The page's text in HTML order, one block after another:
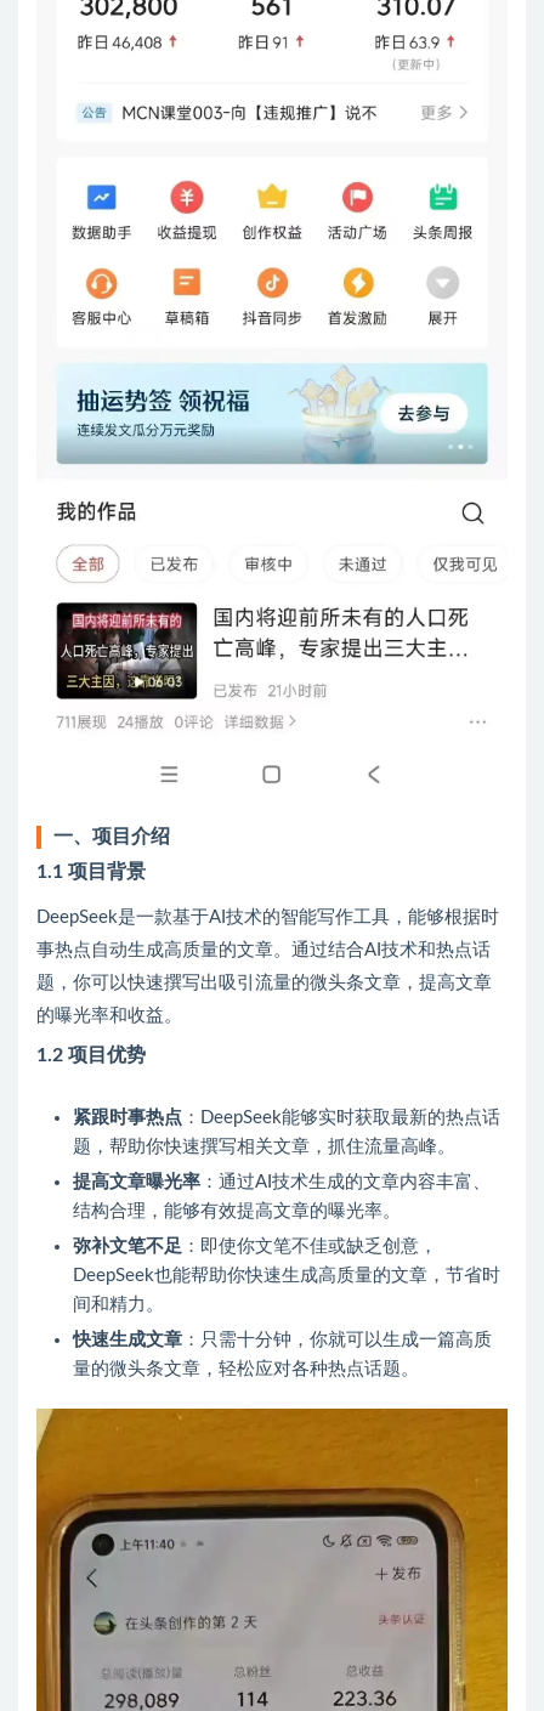
一、项目介绍
1.1 项目背景
DeepSeek是一款基于AI技术的智能写作工具，能够根据时
事热点自动生成高质量的文章。通过结合AI技术和热点话
题，你可以快速撰写出吸引流量的微头条文章，提高文章
的曝光率和收益。
1.2 项目优势
紧跟时事热点 ：DeepSeek能够实时获取最新的热点话
题，帮助你快速撰写相关文章，抓住流量高峰。
提高文章曝光率 ：通过AI技术生成的文章内容丰富、
结构合理，能够有效提高文章的曝光率。
弥补文笔不足 ：即使你文笔不佳或缺乏创意，
DeepSeek也能帮助你快速生成高质量的文章，节省时
间和精力。
快速生成文章 ：只需十分钟，你就可以生成一篇高质
量的微头条文章，轻松应对各种热点话题。